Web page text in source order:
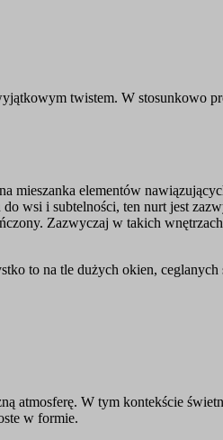
twistem. W stosunkowo
elementów
wsi i subtelności, ten nurt jest
Zazwyczaj w takich
to na tle dużych okien,
W tym kontekście
w formie.